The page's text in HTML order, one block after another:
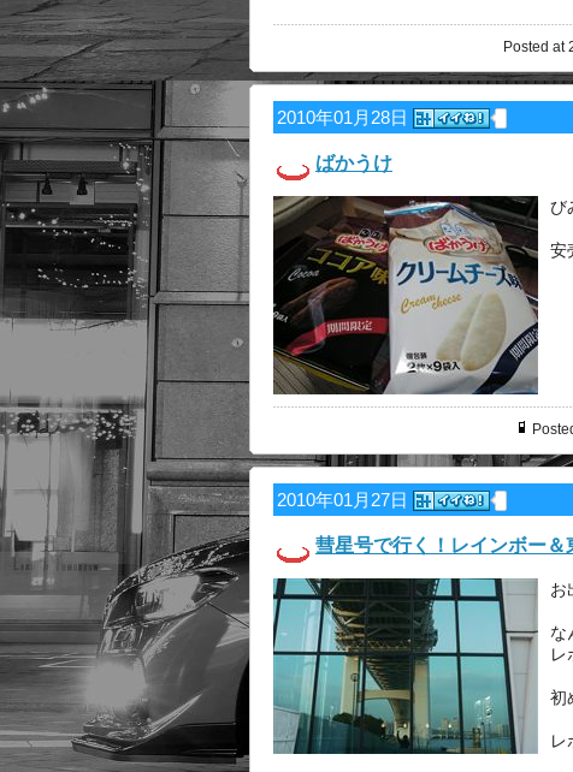
Posted at
2010年01月28日
ばかうけ
び
安
2010年01月27日
彗星号で行く！レインボー＆
お
な
レ
初
レ